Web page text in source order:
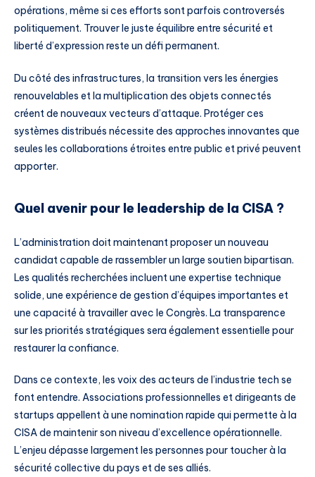
opérations, même si ces efforts sont parfois controversés
politiquement. Trouver le juste équilibre entre sécurité et
liberté d’expression reste un défi permanent.
Du côté des infrastructures, la transition vers les énergies
renouvelables et la multiplication des objets connectés
créent de nouveaux vecteurs d’attaque. Protéger ces
systèmes distribués nécessite des approches innovantes que
seules les collaborations étroites entre public et privé peuvent
apporter.
Quel avenir pour le leadership de la CISA ?
L’administration doit maintenant proposer un nouveau
candidat capable de rassembler un large soutien bipartisan.
Les qualités recherchées incluent une expertise technique
solide, une expérience de gestion d’équipes importantes et
une capacité à travailler avec le Congrès. La transparence
sur les priorités stratégiques sera également essentielle pour
restaurer la confiance.
Dans ce contexte, les voix des acteurs de l’industrie tech se
font entendre. Associations professionnelles et dirigeants de
startups appellent à une nomination rapide qui permette à la
CISA de maintenir son niveau d’excellence opérationnelle.
L’enjeu dépasse largement les personnes pour toucher à la
sécurité collective du pays et de ses alliés.